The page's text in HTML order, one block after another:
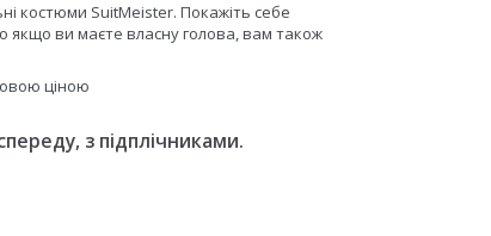
костюми SuitMeister. Покажіть себе
якщо ви маєте власну голова, вам також
ціною
з підплічниками.